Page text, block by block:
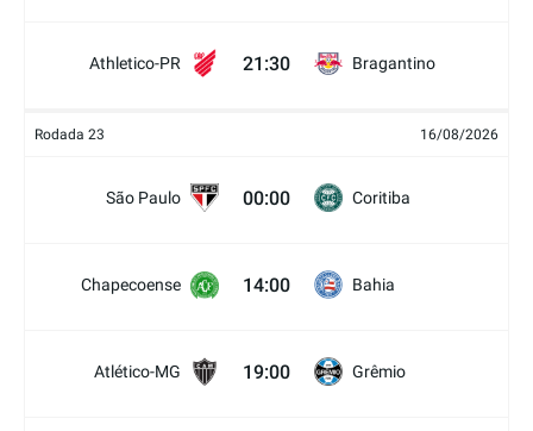
Athletico-PR 21:30 Bragantino
Rodada 23 16/08/2026
São Paulo 00:00 Coritiba
Chapecoense 14:00 Bahia
Atlético-MG 19:00 Grêmio